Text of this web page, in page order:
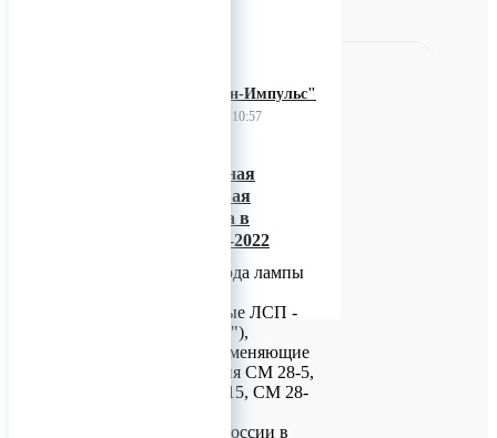
ЗАО "Протон-Импульс"
23 ноября 2023 10:57
Лампа светодиодная
полупроводниковая
ЛСП-04 включена в
Перечень ЭКБ 20-2022
В сентябре 2023 года лампы
полупроводниковые ЛСП -
04 (ОКР "Надежда"),
функционально заменяющие
лампы накаливания СМ 28-5,
СМ 28-10, СМ 28-15, СМ 28-
Минпромторгом России в